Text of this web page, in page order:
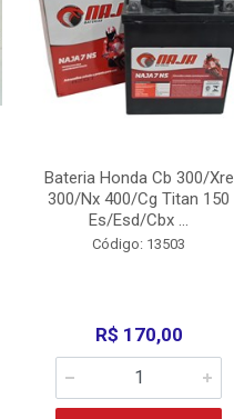
Bateria Honda Cb 300/Xre
300/Nx 400/Cg Titan 150
Es/Esd/Cbx ...
Código: 13503
R$ 170,00